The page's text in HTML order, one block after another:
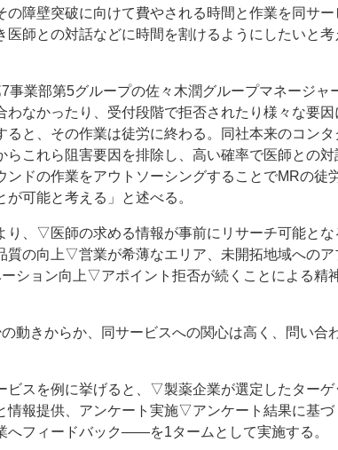
の障壁突破に向けて費やされる時間と作業を同サ
医師との対話などに時間を割けるようにしたいと
業部第5グループの佐々木潤グループマネージャ
わなかったり、受付段階で拒否されたり様々な要
ると、その作業は徒労に終わる。同社本来のコン
らこれら阻害要因を排除し、高い確率で医師との
ンドの作業をアウトソーシングすることでMRの徒
が可能と考える」と述べる。
、▽医師の求める情報が事前にリサーチ可能とな
質の向上▽営業が希薄なエリア、未開拓地域への
ション向上▽アポイント拒否が続くことによる
動きからか、同サービスへの関心は高く、問い合
スを例に挙げると、▽製薬企業が選定したターゲ
報提供、アンケート実施▽アンケート結果に基づ
へフィードバック――を1タームとして実施する。